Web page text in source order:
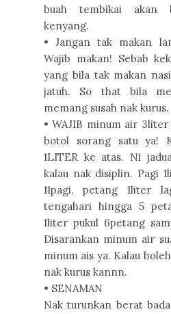
buah tembikai akan
kenyang.
• Jangan tak makan
Wajib makan! Sebab
yang bila tak makan
jatuh. So that bila
memang susah nak kurus.
• WAJIB minum air 3liter
botol sorang satu ya!
1LITER ke atas. Ni
kalau nak disiplin. Pagi
11pagi, petang 1liter
tengahari hingga 5
1liter pukul 6petang
Disarankan minum air
minum ais ya. Kalau
nak kurus kannn.
• SENAMAN
Nak turunkan berat